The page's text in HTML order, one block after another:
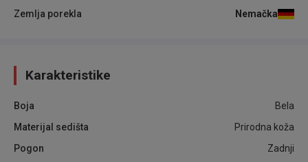
Zemlja porekla
Nemačka
Karakteristike
Boja
Bela
Materijal sedišta
Prirodna koža
Pogon
Zadnji